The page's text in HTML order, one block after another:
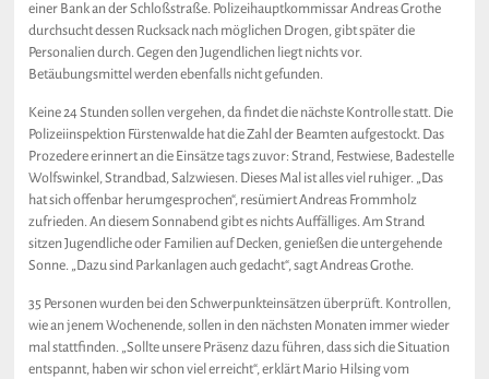
einer Bank an der Schloßstraße. Polizeihauptkommissar Andreas Grothe
durchsucht dessen Rucksack nach möglichen Drogen, gibt später die
Personalien durch. Gegen den Jugendlichen liegt nichts vor.
Betäubungsmittel werden ebenfalls nicht gefunden.
Keine 24 Stunden sollen vergehen, da findet die nächste Kontrolle statt. Die
Polizeiinspektion Fürstenwalde hat die Zahl der Beamten aufgestockt. Das
Prozedere erinnert an die Einsätze tags zuvor: Strand, Festwiese, Badestelle
Wolfswinkel, Strandbad, Salzwiesen. Dieses Mal ist alles viel ruhiger. „Das
hat sich offenbar herumgesprochen“, resümiert Andreas Frommholz
zufrieden. An diesem Sonnabend gibt es nichts Auffälliges. Am Strand
sitzen Jugendliche oder Familien auf Decken, genießen die untergehende
Sonne. „Dazu sind Parkanlagen auch gedacht“, sagt Andreas Grothe.
35 Personen wurden bei den Schwerpunkteinsätzen überprüft. Kontrollen,
wie an jenem Wochenende, sollen in den nächsten Monaten immer wieder
mal stattfinden. „Sollte unsere Präsenz dazu führen, dass sich die Situation
entspannt, haben wir schon viel erreicht“, erklärt Mario Hilsing vom